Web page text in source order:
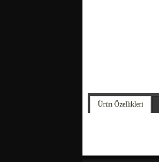
Ürün Özellikleri